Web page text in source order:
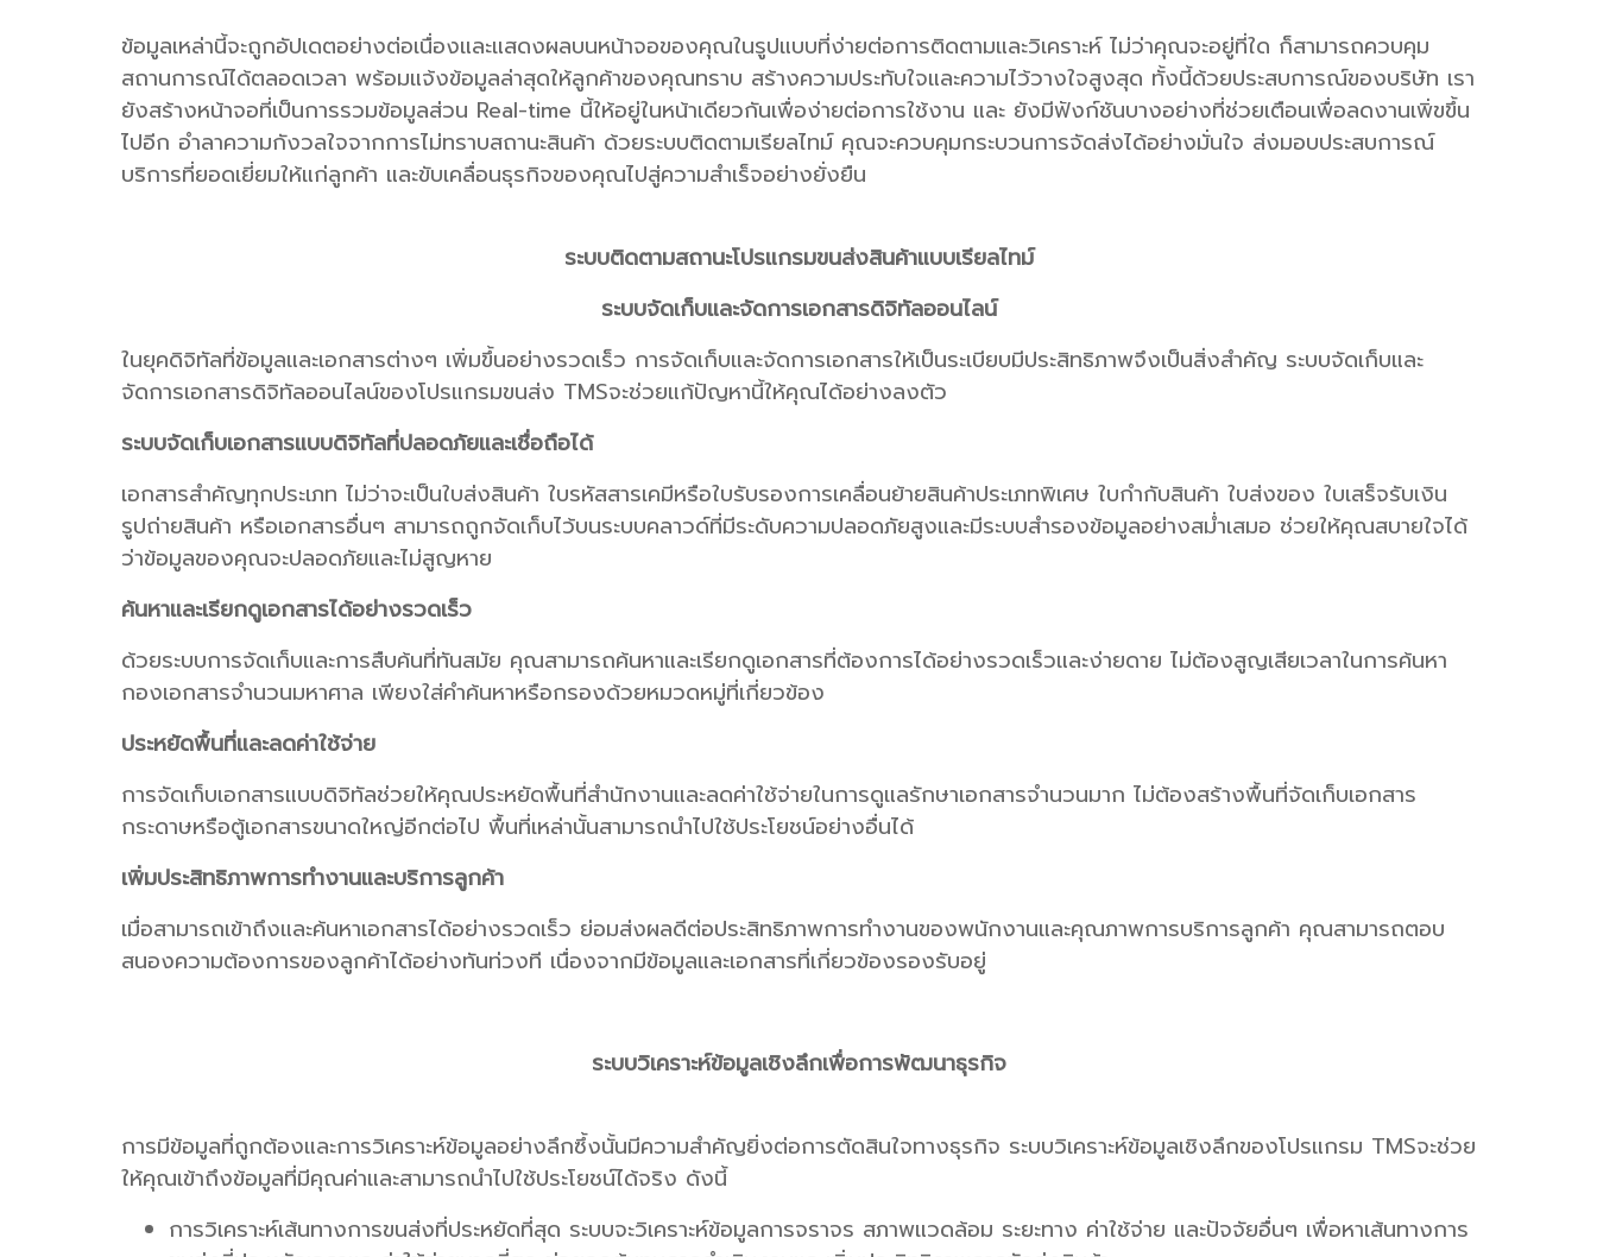
ข้อมูลเหล่านี้จะถูกอัปเดตอย่างต่อเนื่องและแสดงผลบนหน้าจอของคุณในรูปแบบที่ง่ายต่อการติดตามและวิเคราะห์ ไม่ว่าคุณจะอยู่ที่ใด ก็สามารถควบคุม
สถานการณ์ได้ตลอดเวลา พร้อมแจ้งข้อมูลล่าสุดให้ลูกค้าของคุณทราบ สร้างความประทับใจและความไว้วางใจสูงสุด ทั้งนี้ด้วยประสบการณ์ของบริษัท เรา
ยังสร้างหน้าจอที่เป็นการรวมข้อมูลส่วน Real-time นี้ให้อยู่ในหน้าเดียวกันเพื่อง่ายต่อการใช้งาน และ ยังมีฟังก์ชันบางอย่างที่ช่วยเตือนเพื่อลดงานเพิ่ขขึ้น
ไปอีก อำลาความกังวลใจจากการไม่ทราบสถานะสินค้า ด้วยระบบติดตามเรียลไทม์ คุณจะควบคุมกระบวนการจัดส่งได้อย่างมั่นใจ ส่งมอบประสบการณ์
บริการที่ยอดเยี่ยมให้แก่ลูกค้า และขับเคลื่อนธุรกิจของคุณไปสู่ความสำเร็จอย่างยั่งยืน
ระบบติดตามสถานะโปรแกรมขนส่งสินค้าแบบเรียลไทม์
ระบบจัดเก็บและจัดการเอกสารดิจิทัลออนไลน์
ในยุคดิจิทัลที่ข้อมูลและเอกสารต่างๆ เพิ่มขึ้นอย่างรวดเร็ว การจัดเก็บและจัดการเอกสารให้เป็นระเบียบมีประสิทธิภาพจึงเป็นสิ่งสำคัญ ระบบจัดเก็บและ
จัดการเอกสารดิจิทัลออนไลน์ของโปรแกรมขนส่ง TMSจะช่วยแก้ปัญหานี้ให้คุณได้อย่างลงตัว
ระบบจัดเก็บเอกสารแบบดิจิทัลที่ปลอดภัยและเชื่อถือได้
เอกสารสำคัญทุกประเภท ไม่ว่าจะเป็นใบส่งสินค้า ใบรหัสสารเคมีหรือใบรับรองการเคลื่อนย้ายสินค้าประเภทพิเศษ ใบกำกับสินค้า ใบส่งของ ใบเสร็จรับเงิน
รูปถ่ายสินค้า หรือเอกสารอื่นๆ สามารถถูกจัดเก็บไว้บนระบบคลาวด์ที่มีระดับความปลอดภัยสูงและมีระบบสำรองข้อมูลอย่างสม่ำเสมอ ช่วยให้คุณสบายใจได้
ว่าข้อมูลของคุณจะปลอดภัยและไม่สูญหาย
ค้นหาและเรียกดูเอกสารได้อย่างรวดเร็ว
ด้วยระบบการจัดเก็บและการสืบค้นที่ทันสมัย คุณสามารถค้นหาและเรียกดูเอกสารที่ต้องการได้อย่างรวดเร็วและง่ายดาย ไม่ต้องสูญเสียเวลาในการค้นหา
กองเอกสารจำนวนมหาศาล เพียงใส่คำค้นหาหรือกรองด้วยหมวดหมู่ที่เกี่ยวข้อง
ประหยัดพื้นที่และลดค่าใช้จ่าย
การจัดเก็บเอกสารแบบดิจิทัลช่วยให้คุณประหยัดพื้นที่สำนักงานและลดค่าใช้จ่ายในการดูแลรักษาเอกสารจำนวนมาก ไม่ต้องสร้างพื้นที่จัดเก็บเอกสาร
กระดาษหรือตู้เอกสารขนาดใหญ่อีกต่อไป พื้นที่เหล่านั้นสามารถนำไปใช้ประโยชน์อย่างอื่นได้
เพิ่มประสิทธิภาพการทำงานและบริการลูกค้า
เมื่อสามารถเข้าถึงและค้นหาเอกสารได้อย่างรวดเร็ว ย่อมส่งผลดีต่อประสิทธิภาพการทำงานของพนักงานและคุณภาพการบริการลูกค้า คุณสามารถตอบ
สนองความต้องการของลูกค้าได้อย่างทันท่วงที เนื่องจากมีข้อมูลและเอกสารที่เกี่ยวข้องรองรับอยู่
ระบบวิเคราะห์ข้อมูลเชิงลึกเพื่อการพัฒนาธุรกิจ
การมีข้อมูลที่ถูกต้องและการวิเคราะห์ข้อมูลอย่างลึกซึ้งนั้นมีความสำคัญยิ่งต่อการตัดสินใจทางธุรกิจ ระบบวิเคราะห์ข้อมูลเชิงลึกของโปรแกรม TMSจะช่วย
ให้คุณเข้าถึงข้อมูลที่มีคุณค่าและสามารถนำไปใช้ประโยชน์ได้จริง ดังนี้
การวิเคราะห์เส้นทางการขนส่งที่ประหยัดที่สุด ระบบจะวิเคราะห์ข้อมูลการจราจร สภาพแวดล้อม ระยะทาง ค่าใช้จ่าย และปัจจัยอื่นๆ เพื่อหาเส้นทางการ